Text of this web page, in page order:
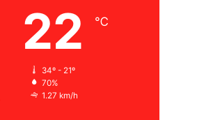
22 ℃
34º - 21º
70%
1.27 km/h